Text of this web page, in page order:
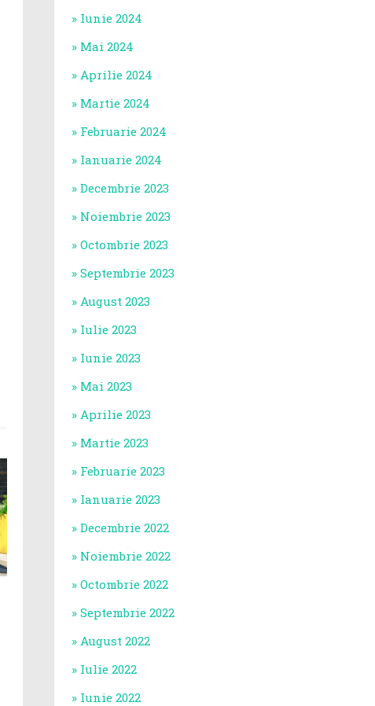
Iunie 2024
Mai 2024
Aprilie 2024
Martie 2024
Februarie 2024
Ianuarie 2024
Decembrie 2023
Noiembrie 2023
Octombrie 2023
Septembrie 2023
August 2023
Iulie 2023
Iunie 2023
Mai 2023
Aprilie 2023
Martie 2023
Februarie 2023
Ianuarie 2023
Decembrie 2022
Noiembrie 2022
Octombrie 2022
Septembrie 2022
August 2022
Iulie 2022
Iunie 2022